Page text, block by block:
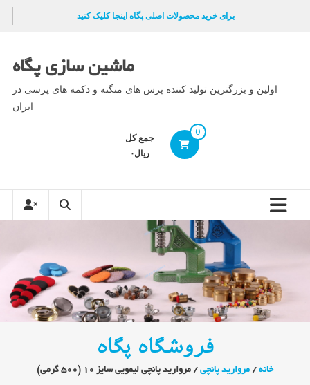
برای خرید محصولات اصلی پگاه اینجا کلیک کنید
ماشین سازی پگاه
اولین و بزرگترین تولید کننده پرس های منگنه و دکمه های پرسی در
ایران
0 جمع کل
ریال۰
فروشگاه پگاه
خانه / مروارید پانچی / مروارید پانچی لیمویی سایز 10 (500 گرمی)